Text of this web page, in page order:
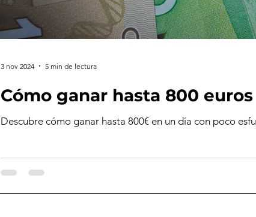
Cómo ganar hasta 800
Descubre cómo ganar hasta 800€ en un día con poco
3 nov 2024 5 min de lectura